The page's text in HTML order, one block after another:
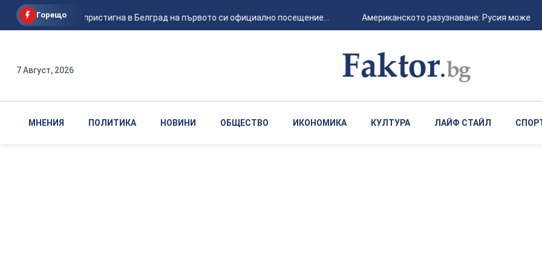
Горещо
Зеленски пристигна в Белград на първото си официално посещение... Американското разузнаване: Русия може
7 Август, 2026
МНЕНИЯ ПОЛИТИКА НОВИНИ ОБЩЕСТВО ИКОНОМИКА КУЛТУРА ЛАЙФ СТАЙЛ